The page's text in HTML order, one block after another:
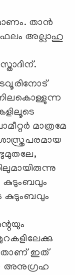
താന്‍
അല്ലാഹു
മാത്രമേ
കുടുംബവും
കുടുംബവും
ഇത്
അനുഗ്രഹ